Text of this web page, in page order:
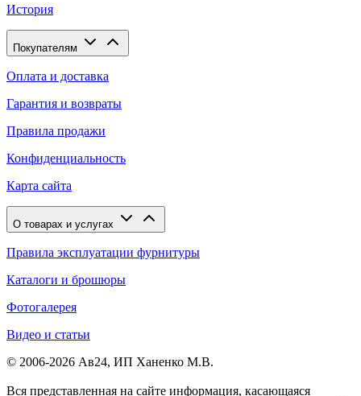
История
Покупателям
Оплата и доставка
Гарантия и возвраты
Правила продажи
Конфиденциальность
Карта сайта
О товарах и услугах
Правила эксплуатации фурнитуры
Каталоги и брошюры
Фотогалерея
Видео и статьи
© 2006-2026 Ав24, ИП Ханенко М.В.
Вся представленная на сайте информация, касающаяся